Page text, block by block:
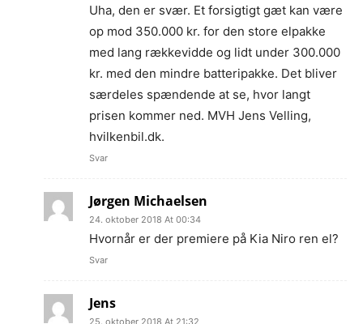
Uha, den er svær. Et forsigtigt gæt kan være
op mod 350.000 kr. for den store elpakke
med lang rækkevidde og lidt under 300.000
kr. med den mindre batteripakke. Det bliver
særdeles spændende at se, hvor langt
prisen kommer ned. MVH Jens Velling,
hvilkenbil.dk.
Svar
Jørgen Michaelsen
24. oktober 2018 At 00:34
Hvornår er der premiere på Kia Niro ren el?
Svar
Jens
25. oktober 2018 At 21:32